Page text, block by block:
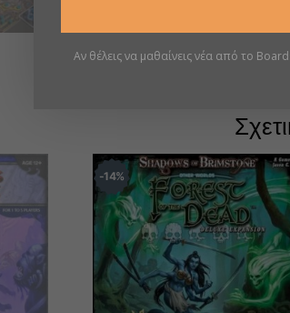
14%
Αν θέλεις να μαθαίνεις νέα από το